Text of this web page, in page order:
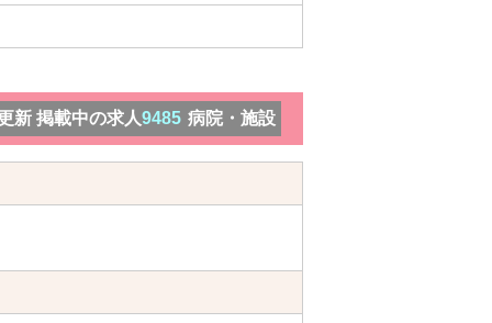
新 掲載中の求人9485 病院・施設